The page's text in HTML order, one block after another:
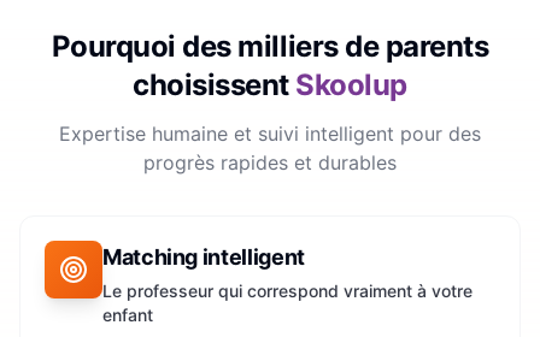
Pourquoi des milliers de parents
choisissent Skoolup
Expertise humaine et suivi intelligent pour des
progrès rapides et durables
Matching intelligent
Le professeur qui correspond vraiment à votre
enfant